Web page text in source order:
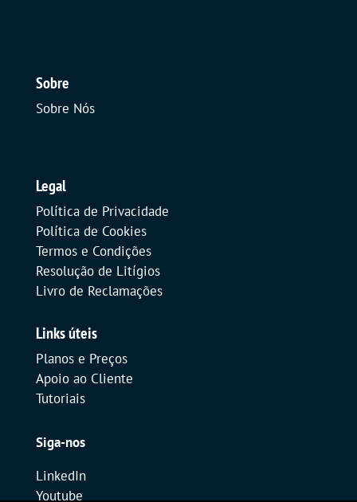
Sobre
Sobre Nós
Legal
Política de Privacidade
Política de Cookies
Termos e Condições
Resolução de Litígios
Livro de Reclamações
Links úteis
Planos e Preços
Apoio ao Cliente
Tutoriais
Siga-nos
LinkedIn
Youtube